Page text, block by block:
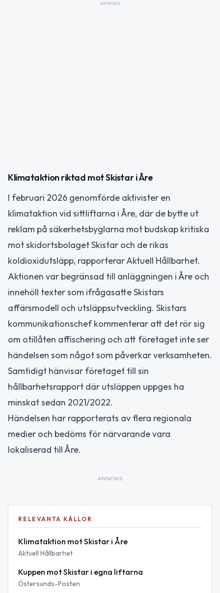
ANNONS
Klimataktion riktad mot Skistar i Åre
I februari 2026 genomförde aktivister en
klimataktion vid sittliftarna i Åre, där de bytte ut
reklam på säkerhetsbyglarna mot budskap kritiska
mot skidortsbolaget Skistar och de rikas
koldioxidutsläpp, rapporterar Aktuell Hållbarhet.
Aktionen var begränsad till anläggningen i Åre och
innehöll texter som ifrågasatte Skistars
affärsmodell och utsläppsutveckling. Skistars
kommunikationschef kommenterar att det rör sig
om otillåten affischering och att företaget inte ser
händelsen som något som påverkar verksamheten.
Samtidigt hänvisar företaget till sin
hållbarhetsrapport där utsläppen uppges ha
minskat sedan 2021/2022.
Händelsen har rapporterats av flera regionala
medier och bedöms för närvarande vara
lokaliserad till Åre.
ANNONS
RELEVANTA KÄLLOR
Klimataktion mot Skistar i Åre
Aktuell Hållbarhet
Kuppen mot Skistar i egna liftarna
Östersunds-Posten